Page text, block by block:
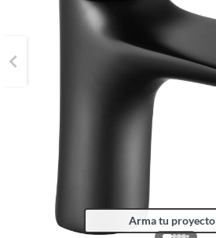
Arma tu proyecto